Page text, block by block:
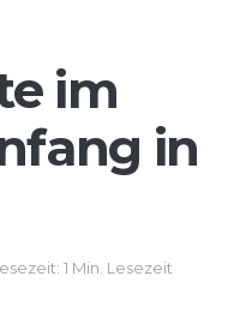
im
in
1 Min. Lesezeit